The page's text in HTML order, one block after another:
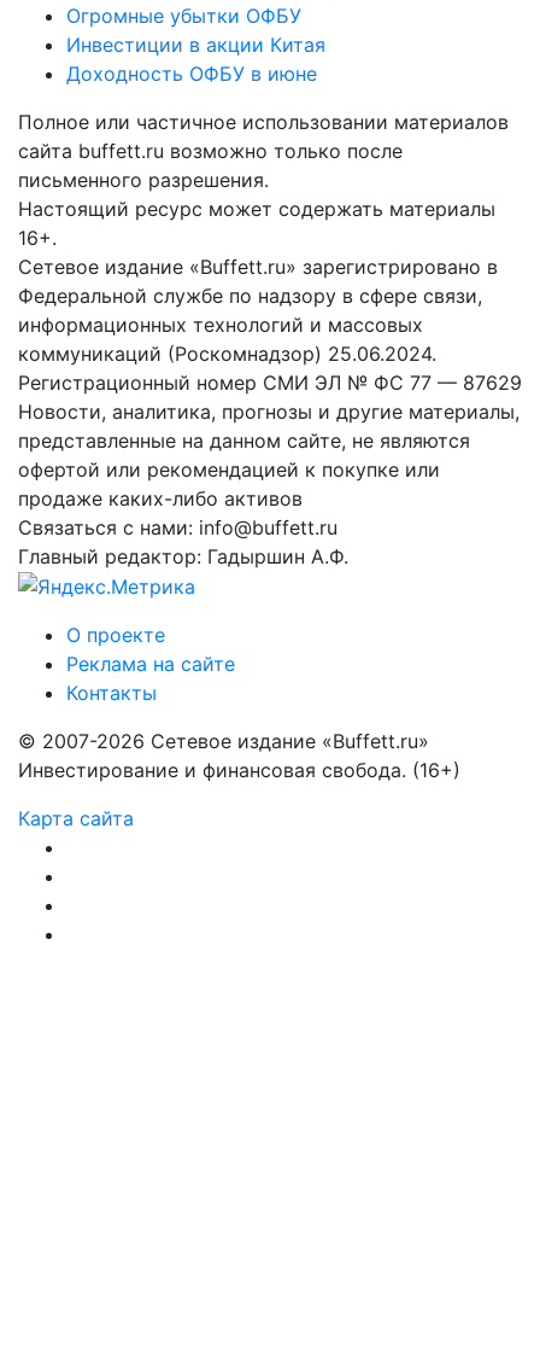
Огромные убытки ОФБУ
Инвестиции в акции Китая
Доходность ОФБУ в июне
Полное или частичное использовании материалов
сайта buffett.ru возможно только после
письменного разрешения.
Настоящий ресурс может содержать материалы
16+.
Сетевое издание «Buffett.ru» зарегистрировано в
Федеральной службе по надзору в сфере связи,
информационных технологий и массовых
коммуникаций (Роскомнадзор) 25.06.2024.
Регистрационный номер СМИ ЭЛ № ФС 77 — 87629
Новости, аналитика, прогнозы и другие материалы,
представленные на данном сайте, не являются
офертой или рекомендацией к покупке или
продаже каких-либо активов
Связаться с нами: info@buffett.ru
Главный редактор: Гадыршин А.Ф.
О проекте
Реклама на сайте
Контакты
© 2007-2026 Сетевое издание «Buffett.ru»
Инвестирование и финансовая свобода. (16+)
Карта сайта